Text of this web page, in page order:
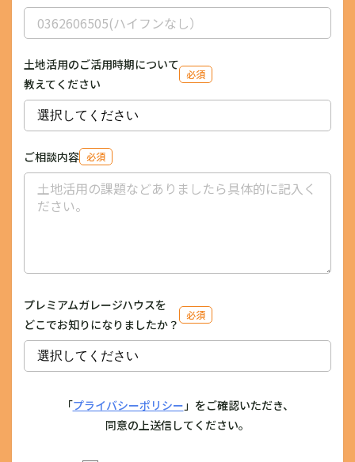
必須
土地活用のご活用時期について
教えてください
必須
ご相談内容
必須
プレミアムガレージハウスを
どこでお知りになりましたか？
「プライバシーポリシー 」をご確認いただき、
同意の上送信してください。